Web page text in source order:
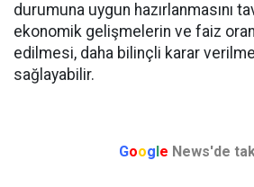
durumuna uygun hazırlanmasını
ekonomik gelişmelerin ve faiz
edilmesi, daha bilinçli karar
sağlayabilir.
Google News'de